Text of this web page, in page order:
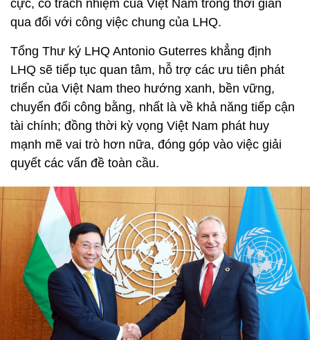
cực, có trách nhiệm của Việt Nam trong thời gian
qua đối với công việc chung của LHQ.
Tổng Thư ký LHQ Antonio Guterres khẳng định
LHQ sẽ tiếp tục quan tâm, hỗ trợ các ưu tiên phát
triển của Việt Nam theo hướng xanh, bền vững,
chuyển đổi công bằng, nhất là về khả năng tiếp cận
tài chính; đồng thời kỳ vọng Việt Nam phát huy
mạnh mẽ vai trò hơn nữa, đóng góp vào việc giải
quyết các vấn đề toàn cầu.